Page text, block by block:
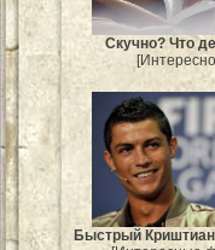
Скучно? Что
Быстрый